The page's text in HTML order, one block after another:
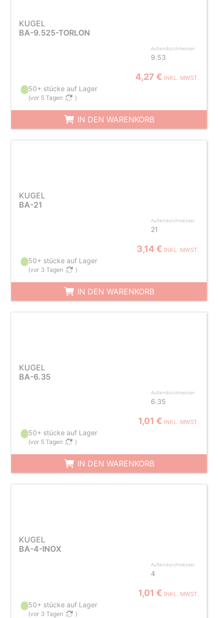
KUGEL
BA-9.525-TORLON
Außendurchmesser
9.53
4,27 € INKL. MWST.
50+ stücke auf Lager
(vor 5 Tagen )
IN DEN WARENKORB
KUGEL
BA-21
Außendurchmesser
21
3,14 € INKL. MWST.
50+ stücke auf Lager
(vor 3 Tagen )
IN DEN WARENKORB
KUGEL
BA-6.35
Außendurchmesser
6.35
1,01 € INKL. MWST.
50+ stücke auf Lager
(vor 5 Tagen )
IN DEN WARENKORB
KUGEL
BA-4-INOX
Außendurchmesser
4
1,01 € INKL. MWST.
50+ stücke auf Lager
(vor 3 Tagen )